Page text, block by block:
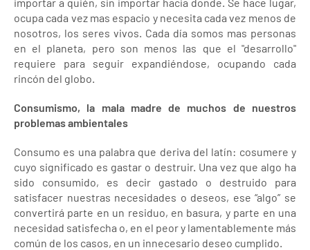
ocupa cada vez mas espacio y necesita cada vez menos de
nosotros, los seres vivos. Cada día somos mas personas
en el planeta, pero son menos las que el "desarrollo"
requiere para seguir expandiéndose, ocupando cada
rincón del globo.
Consumismo, la mala madre de muchos de nuestros
problemas ambientales
Consumo es una palabra que deriva del latín: cosumere y
cuyo significado es gastar o destruir. Una vez que algo ha
sido consumido, es decir gastado o destruido para
satisfacer nuestras necesidades o deseos, ese “algo” se
convertirá parte en un residuo, en basura, y parte en una
necesidad satisfecha o, en el peor y lamentablemente más
común de los casos, en un innecesario deseo cumplido.